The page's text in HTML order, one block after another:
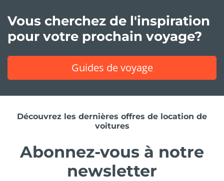
Vous cherchez de l'inspiration
pour votre prochain voyage?
Guides de voyage
Découvrez les dernières offres de location de
voitures
Abonnez-vous à notre
newsletter